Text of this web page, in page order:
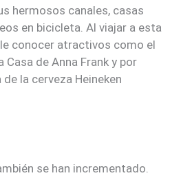
hermosos canales, casas
en bicicleta. Al viajar a esta
conocer atractivos como el
Casa de Anna Frank y por
la cerveza Heineken
se han incrementado.